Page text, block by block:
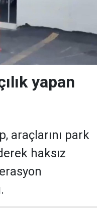
yapan
araçlarını park
haksız